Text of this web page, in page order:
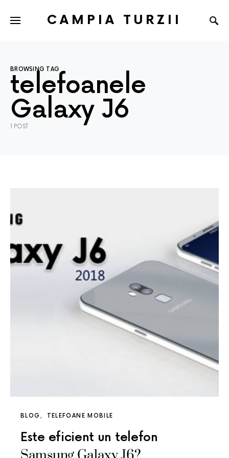
CAMPIA TURZII
BROWSING TAG
telefoanele
Galaxy J6
1 POST
BLOG TELEFOANE MOBILE
Este eficient un telefon